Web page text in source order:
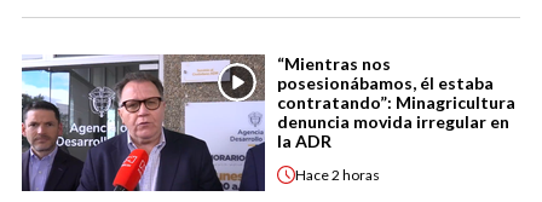
“Mientras nos
posesionábamos, él estaba
contratando”: Minagricultura
denuncia movida irregular en
la ADR
Hace2 horas